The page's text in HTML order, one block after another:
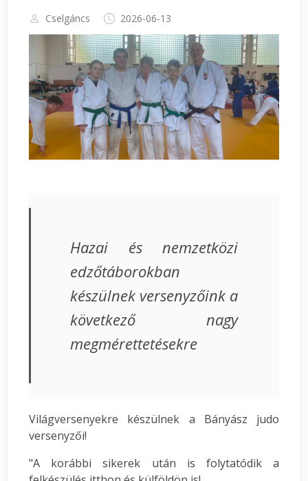
Cselgáncs 2026-06-13
Hazai és nemzetközi
edzőtáborokban
készülnek versenyzőink a
következő nagy
megmérettetésekre
Világversenyekre készülnek a Bányász judo
versenyzői!
"A korábbi sikerek után is folytatódik a